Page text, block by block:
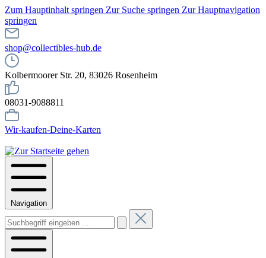
Zum Hauptinhalt springen Zur Suche springen Zur Hauptnavigation
springen
shop@collectibles-hub.de
Kolbermoorer Str. 20, 83026 Rosenheim
08031-9088811
Wir-kaufen-Deine-Karten
Navigation